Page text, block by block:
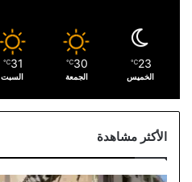
23
℃
الخميس
30
℃
الجمعة
31
℃
السبت
الأكثر مشاهدة